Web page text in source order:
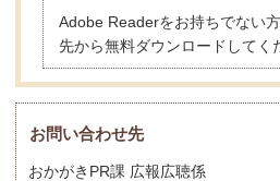
Adobe Readerをお持ちでない
先から無料ダウンロードしてく
お問い合わせ先
おかがきPR課 広報広聴係